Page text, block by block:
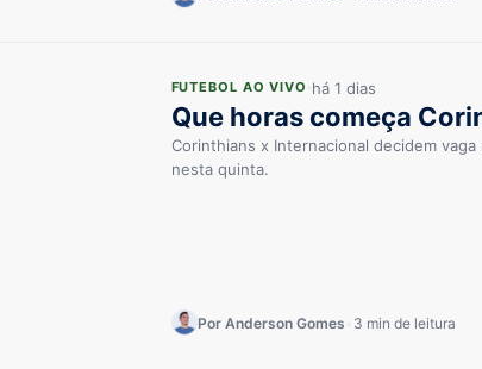
FUTEBOL AO VIVO há 1 dias
Que horas começa
Corinthians x Internacional decidem
nesta quinta.
Por Anderson Gomes 3 min de leitura